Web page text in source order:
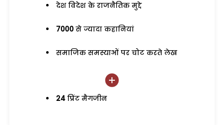
देश विदेश के राजनैतिक मुद्दे
7000 से ज्यादा कहानियां
समाजिक समस्याओं पर चोट करते लेख
24 प्रिंट मैगजीन